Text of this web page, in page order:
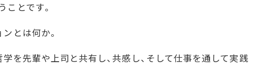
ことです。
とは何か。
を先輩や上司と共有し、共感し、そして仕事を通して実践